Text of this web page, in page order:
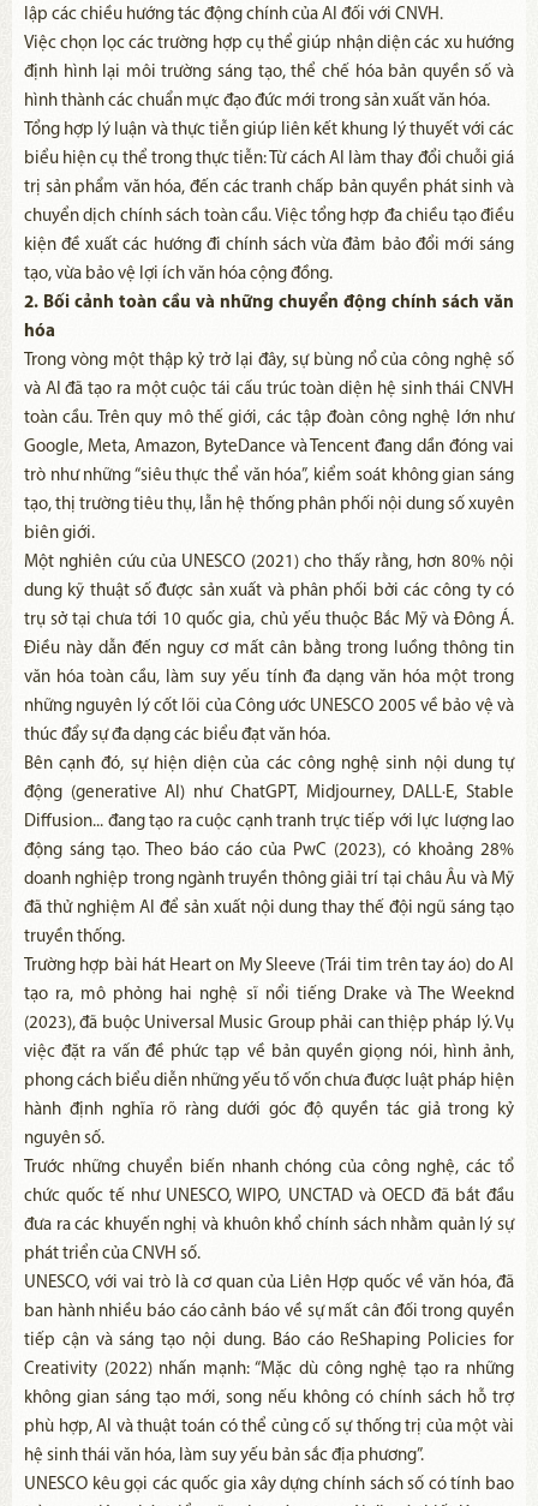
lập các chiều hướng tác động chính của AI đối với CNVH.
Việc chọn lọc các trường hợp cụ thể giúp nhận diện các xu hướng
định hình lại môi trường sáng tạo, thể chế hóa bản quyền số và
hình thành các chuẩn mực đạo đức mới trong sản xuất văn hóa.
Tổng hợp lý luận và thực tiễn giúp liên kết khung lý thuyết với các
biểu hiện cụ thể trong thực tiễn: Từ cách AI làm thay đổi chuỗi giá
trị sản phẩm văn hóa, đến các tranh chấp bản quyền phát sinh và
chuyển dịch chính sách toàn cầu. Việc tổng hợp đa chiều tạo điều
kiện đề xuất các hướng đi chính sách vừa đảm bảo đổi mới sáng
tạo, vừa bảo vệ lợi ích văn hóa cộng đồng.
2. Bối cảnh toàn cầu và những chuyển động chính sách văn
hóa
Trong vòng một thập kỷ trở lại đây, sự bùng nổ của công nghệ số
và AI đã tạo ra một cuộc tái cấu trúc toàn diện hệ sinh thái CNVH
toàn cầu. Trên quy mô thế giới, các tập đoàn công nghệ lớn như
Google, Meta, Amazon, ByteDance và Tencent đang dần đóng vai
trò như những “siêu thực thể văn hóa”, kiểm soát không gian sáng
tạo, thị trường tiêu thụ, lẫn hệ thống phân phối nội dung số xuyên
biên giới.
Một nghiên cứu của UNESCO (2021) cho thấy rằng, hơn 80% nội
dung kỹ thuật số được sản xuất và phân phối bởi các công ty có
trụ sở tại chưa tới 10 quốc gia, chủ yếu thuộc Bắc Mỹ và Đông Á.
Điều này dẫn đến nguy cơ mất cân bằng trong luồng thông tin
văn hóa toàn cầu, làm suy yếu tính đa dạng văn hóa một trong
những nguyên lý cốt lõi của Công ước UNESCO 2005 về bảo vệ và
thúc đẩy sự đa dạng các biểu đạt văn hóa.
Bên cạnh đó, sự hiện diện của các công nghệ sinh nội dung tự
động (generative AI) như ChatGPT, Midjourney, DALL·E, Stable
Diffusion... đang tạo ra cuộc cạnh tranh trực tiếp với lực lượng lao
động sáng tạo. Theo báo cáo của PwC (2023), có khoảng 28%
doanh nghiệp trong ngành truyền thông giải trí tại châu Âu và Mỹ
đã thử nghiệm AI để sản xuất nội dung thay thế đội ngũ sáng tạo
truyền thống.
Trường hợp bài hát Heart on My Sleeve (Trái tim trên tay áo) do AI
tạo ra, mô phỏng hai nghệ sĩ nổi tiếng Drake và The Weeknd
(2023), đã buộc Universal Music Group phải can thiệp pháp lý. Vụ
việc đặt ra vấn đề phức tạp về bản quyền giọng nói, hình ảnh,
phong cách biểu diễn những yếu tố vốn chưa được luật pháp hiện
hành định nghĩa rõ ràng dưới góc độ quyền tác giả trong kỷ
nguyên số.
Trước những chuyển biến nhanh chóng của công nghệ, các tổ
chức quốc tế như UNESCO, WIPO, UNCTAD và OECD đã bắt đầu
đưa ra các khuyến nghị và khuôn khổ chính sách nhằm quản lý sự
phát triển của CNVH số.
UNESCO, với vai trò là cơ quan của Liên Hợp quốc về văn hóa, đã
ban hành nhiều báo cáo cảnh báo về sự mất cân đối trong quyền
tiếp cận và sáng tạo nội dung. Báo cáo ReShaping Policies for
Creativity (2022) nhấn mạnh: “Mặc dù công nghệ tạo ra những
không gian sáng tạo mới, song nếu không có chính sách hỗ trợ
phù hợp, AI và thuật toán có thể củng cố sự thống trị của một vài
hệ sinh thái văn hóa, làm suy yếu bản sắc địa phương”.
UNESCO kêu gọi các quốc gia xây dựng chính sách số có tính bao